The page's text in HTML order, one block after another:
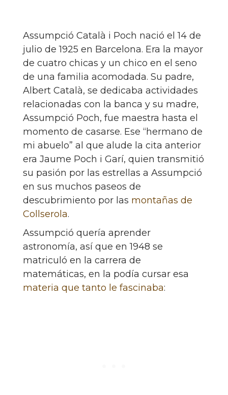
Assumpció Català i Poch nació el 14 de
julio de 1925 en Barcelona. Era la mayor
de cuatro chicas y un chico en el seno
de una familia acomodada. Su padre,
Albert Català, se dedicaba actividades
relacionadas con la banca y su madre,
Assumpció Poch, fue maestra hasta el
momento de casarse. Ese “hermano de
mi abuelo” al que alude la cita anterior
era Jaume Poch i Garí, quien transmitió
su pasión por las estrellas a Assumpció
en sus muchos paseos de
descubrimiento por las montañas de
Collserola.
Assumpció quería aprender
astronomía, así que en 1948 se
matriculó en la carrera de
matemáticas, en la podía cursar esa
materia que tanto le fascinaba: